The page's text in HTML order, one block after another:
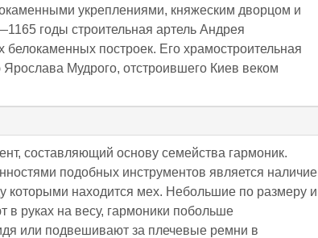
укреплениями, княжеским дворцом и
годы строительная артель Андрея
белокаменных построек. Его храмостроительная
Мудрого, отстроившего Киев веком
составляющий основу семейства гармоник.
подобных инструментов является наличие
которыми находится мех. Небольшие по размеру и
руках на весу, гармоники побольше
или подвешивают за плечевые ремни в